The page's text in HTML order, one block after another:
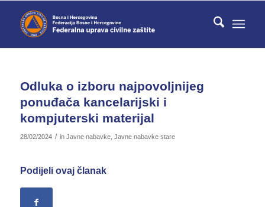
Odluka o izboru najpovoljnijeg
ponuđača kancelarijski i
kompjuterski materijal
28/02/2024 / in Javne nabavke, Javne nabavke stare
Podijeli ovaj članak